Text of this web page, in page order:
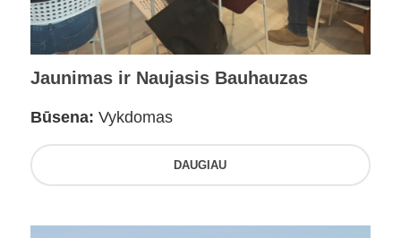
Jaunimas ir Naujasis Bauhauzas
Būsena: Vykdomas
DAUGIAU